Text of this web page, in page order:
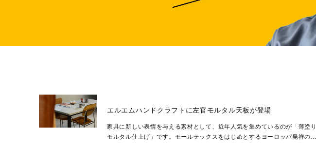
エルエムハンドクラフトに左官モルタル天板が登場
家具に新しい表情を与える素材として、近年人気を集めているのが「薄塗り
モルタル仕上げ」です。モールテックスをはじめとするヨーロッパ発祥の左